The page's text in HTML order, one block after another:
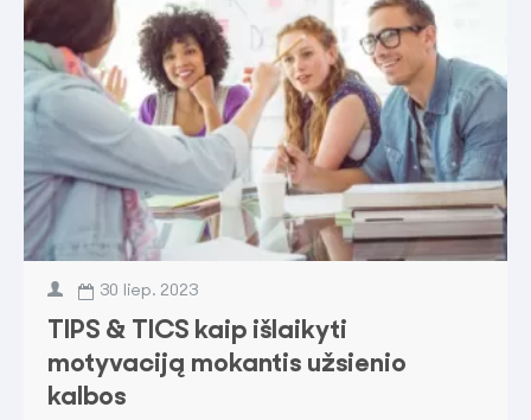
30 liep. 2023
TIPS & TICS kaip išlaikyti
motyvaciją mokantis užsienio
kalbos